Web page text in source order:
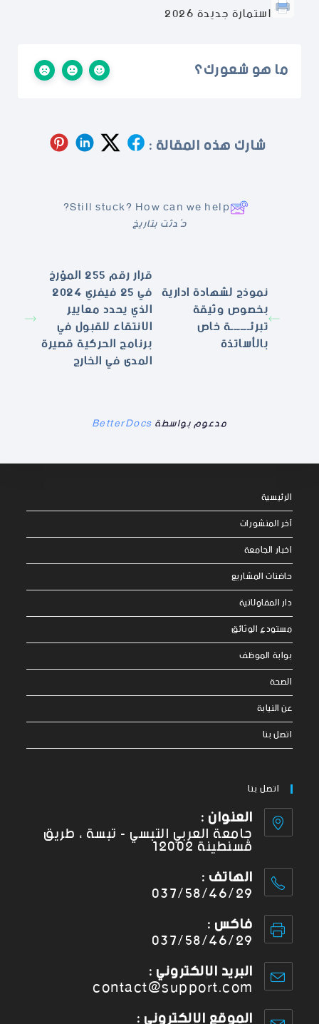
استمارة جديدة 2026
ما هو شعورك؟
شارك هذه المقالة :
Still stuck? How can we help?
حُدثت بتاريخ
نموذج لشهادة ادارية
بخصوص وثيقة
تبرئــــــة خاص
بالأساتذة
قرار رقم 255 المؤرخ
في 25 فيفري 2024
الذي يحدد معايير
الانتقاء للقبول في
برنامج الحركية قصيرة
المدى في الخارج
مدعوم بواسطةBetterDocs
الرئيسية
آخر المنشورات
اخبار الجامعة
حاضنات المشاريع
دار المقاولاتية
مستودع الوثائق
بوابة الموظف
الصحة
عن النيابة
اتصل بنا
اتصل بنا
العنوان :
جامعة العربي التبسي - تبسة ، طريق
قسنطينة 12002
الهاتف :
037/58/46/29
فاكس :
037/58/46/29
البريد الإلكتروني :
contact@support.com